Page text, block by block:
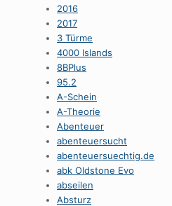
2016
2017
3 Türme
4000 Islands
8BPlus
95.2
A-Schein
A-Theorie
Abenteuer
abenteuersucht
abenteuersuechtig.de
abk Oldstone Evo
abseilen
Absturz